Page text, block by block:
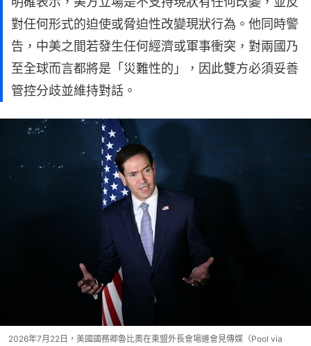
對任何形式的迫使或脅迫性改變現狀行為。他同時警
告，中美之間若發生任何經濟或軍事衝突，對兩國乃
至全球而言都將是「災難性的」，因此雙方必須妥善
管控分歧並維持對話。
2026年7月22日，美國國務卿魯比奧在東盟外長會場邊會見傳媒（Pool via